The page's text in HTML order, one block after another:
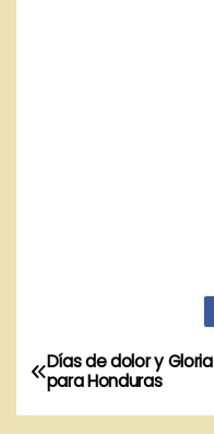
N
a
Días de dolor y Gloria
para Honduras